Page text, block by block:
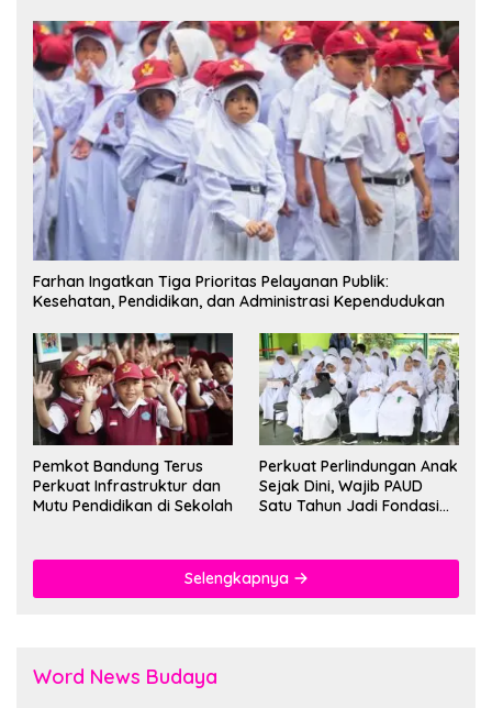
Farhan Ingatkan Tiga Prioritas Pelayanan Publik:
Kesehatan, Pendidikan, dan Administrasi Kependudukan
Pemkot Bandung Terus
Perkuat Infrastruktur dan
Mutu Pendidikan di Sekolah
Perkuat Perlindungan Anak
Sejak Dini, Wajib PAUD
Satu Tahun Jadi Fondasi
Selengkapnya
Word News Budaya